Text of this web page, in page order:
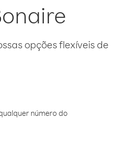
opções flexíveis de
número do